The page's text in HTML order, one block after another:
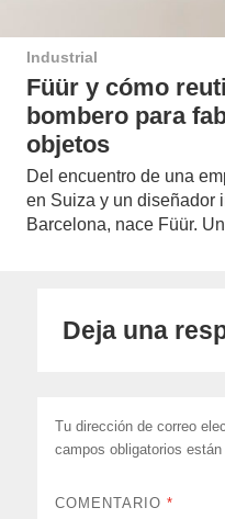
Industrial
Füür y cómo
bombero para
objetos
Del encuentro de una
en Suiza y un diseñador
Barcelona, nace Füür.
Deja una
Tu dirección de correo
campos obligatorios
COMENTARIO*